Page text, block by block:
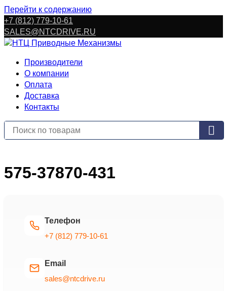
Перейти к содержанию
+7 (812) 779-10-61
SALES@NTCDRIVE.RU
Производители
О компании
Оплата
Доставка
Контакты
575-37870-431
Телефон
+7 (812) 779-10-61
Email
sales@ntcdrive.ru